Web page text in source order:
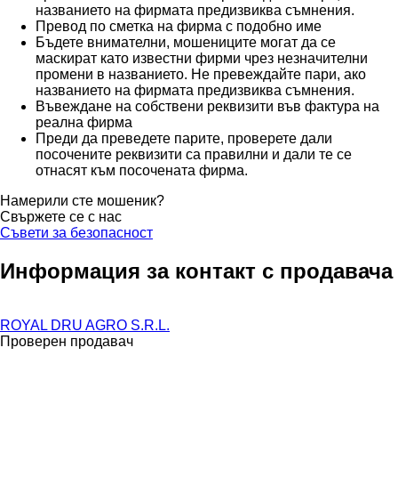
названието на фирмата предизвиква съмнения.
Превод по сметка на фирма с подобно име
Бъдете внимателни, мошениците могат да се
маскират като известни фирми чрез незначителни
промени в названието. Не превеждайте пари, ако
названието на фирмата предизвиква съмнения.
Въвеждане на собствени реквизити във фактура на
реална фирма
Преди да преведете парите, проверете дали
посочените реквизити са правилни и дали те се
отнасят към посочената фирма.
Намерили сте мошеник?
Свържете се с нас
Съвети за безопасност
Информация за контакт с продавача
ROYAL DRU AGRO S.R.L.
Проверен продавач